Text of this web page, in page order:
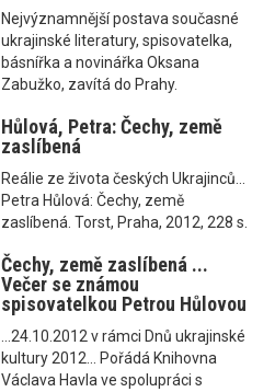
Nejvýznamnější postava současné
ukrajinské literatury, spisovatelka,
básnířka a novinářka Oksana
Zabužko, zavítá do Prahy.
Hůlová, Petra: Čechy, země
zaslíbená
Reálie ze života českých Ukrajinců...
Petra Hůlová: Čechy, země
zaslíbená. Torst, Praha, 2012, 228 s.
Čechy, země zaslíbená ...
Večer se známou
spisovatelkou Petrou Hůlovou
...24.10.2012 v rámci Dnů ukrajinské
kultury 2012... Pořádá Knihovna
Václava Havla ve spolupráci s